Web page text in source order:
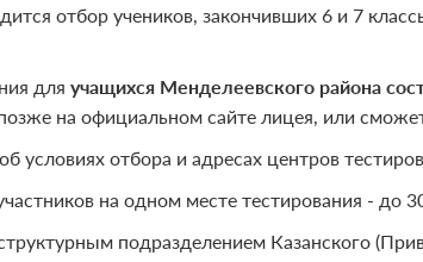
отбор учеников, закончивших 6 и 7
для учащихся Менделеевского района
на официальном сайте лицея, или
условиях отбора и адресах центров
на одном месте тестирования - до
подразделением Казанского